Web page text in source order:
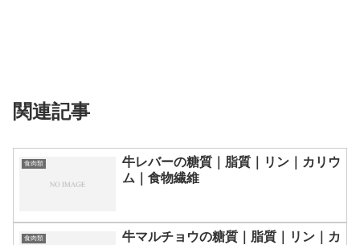
関連記事
食肉類
牛レバーの糖質｜脂質｜リン｜カリウ
ム｜食物繊維
食肉類
牛マルチョウの糖質｜脂質｜リン｜カ